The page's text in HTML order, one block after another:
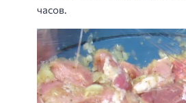
часов.